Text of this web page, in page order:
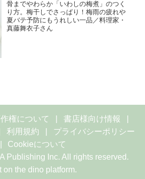
骨までやわらか「いわしの梅煮」のつく
り方。梅干しでさっぱり！梅雨の疲れや
夏バテ予防にもうれしい一品／料理家・
真藤舞衣子さん
権について
書店様向け情報
利用規約
プライバシーポリシー
Cookieについて
Publishing Inc. All rights reserved.
on the dino platform.